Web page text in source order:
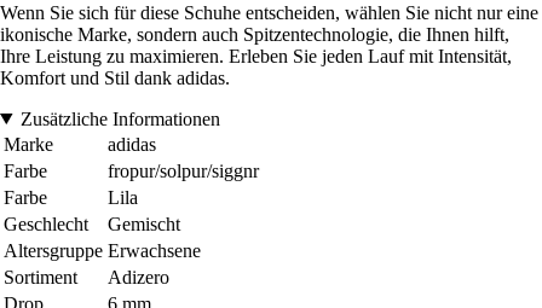
Wenn Sie sich für diese Schuhe entscheiden, wählen Sie nicht nur eine
ikonische Marke, sondern auch Spitzentechnologie, die Ihnen hilft,
Ihre Leistung zu maximieren. Erleben Sie jeden Lauf mit Intensität,
Komfort und Stil dank adidas.
Zusätzliche Informationen
Marke
adidas
Farbe
fropur/solpur/siggnr
Farbe
Lila
Geschlecht
Gemischt
Altersgruppe Erwachsene
Sortiment
Adizero
Drop
6 mm